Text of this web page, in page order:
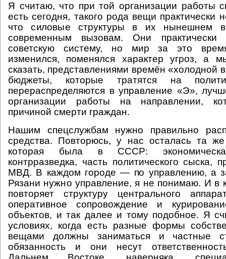
Я считаю, что при той организации работы
есть сегодня, такого рода вещи практически
что силовые структуры в их нынешнем
современным вызовам. Они практически
советскую систему, но мир за это
изменился, поменялся характер угроз, а
сказать, представлениями времён «холодной
бюджеты, которые тратятся на
перераспределяются в управление «Э»,
организации работы на направлении,
причиной смерти граждан.
Нашим спецслужбам нужно правильно
средства. Повторюсь, у нас осталась та же
которая была в СССР:
контрразведка, часть политического сыска,
МВД. В каждом городе — по управлению, а
Рязани нужно управление, я не понимаю. И в
повторяет структуру центрального
оперативное сопровождение и
объектов, и так далее и тому подобное. Я
условиях, когда есть разные формы
вещами должны заниматься и частные
обязанность и они несут